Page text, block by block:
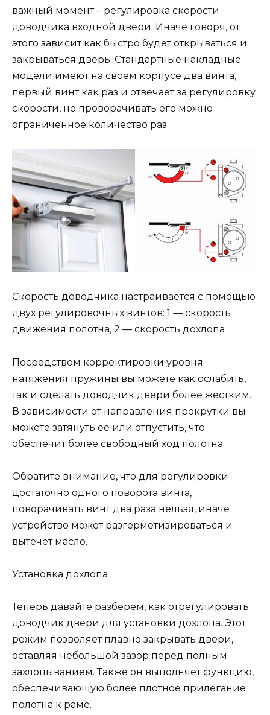
важный момент – регулировка скорости
доводчика входной двери. Иначе говоря, от
этого зависит как быстро будет открываться и
закрываться дверь. Стандартные накладные
модели имеют на своем корпусе два винта,
первый винт как раз и отвечает за регулировку
скорости, но проворачивать его можно
ограниченное количество раз.
Скорость доводчика настраивается с помощью
двух регулировочных винтов: 1 — скорость
движения полотна, 2 — скорость дохлопа
Посредством корректировки уровня
натяжения пружины вы можете как ослабить,
так и сделать доводчик двери более жестким.
В зависимости от направления прокрутки вы
можете затянуть её или отпустить, что
обеспечит более свободный ход полотна.
Обратите внимание, что для регулировки
достаточно одного поворота винта,
поворачивать винт два раза нельзя, иначе
устройство может разгерметизироваться и
вытечет масло.
Установка дохлопа
Теперь давайте разберем, как отрегулировать
доводчик двери для установки дохлопа. Этот
режим позволяет плавно закрывать двери,
оставляя небольшой зазор перед полным
захлопыванием. Также он выполняет функцию,
обеспечивающую более плотное прилегание
полотна к раме.